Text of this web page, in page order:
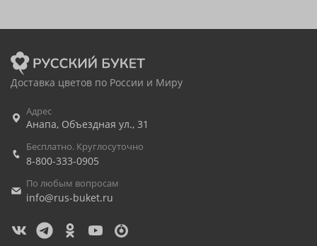
Доставка цветов по России и Миру
Адрес
Анапа, Объездная ул., 31
Бесплатно. Круглосуточно
8-800-333-0905
По любым вопросам
info@rus-buket.ru